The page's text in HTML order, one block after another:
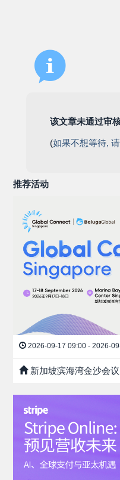
该文章未通过审
(如果不想等待,
推荐活动
2026-09-17 09:00 - 2026-
新加坡滨海湾金沙会